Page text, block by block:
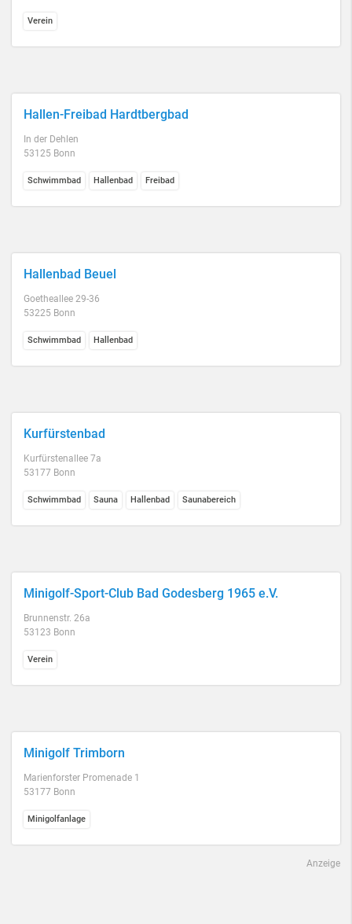
Verein
Hallen-Freibad Hardtbergbad
In der Dehlen
53125 Bonn
Schwimmbad Hallenbad Freibad
Hallenbad Beuel
Goetheallee 29-36
53225 Bonn
Schwimmbad Hallenbad
Kurfürstenbad
Kurfürstenallee 7a
53177 Bonn
Schwimmbad Sauna Hallenbad Saunabereich
Minigolf-Sport-Club Bad Godesberg 1965 e.V.
Brunnenstr. 26a
53123 Bonn
Verein
Minigolf Trimborn
Marienforster Promenade 1
53177 Bonn
Minigolfanlage
Anzeige